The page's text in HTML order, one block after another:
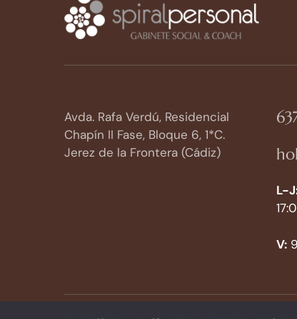
Avda. Rafa Verdú, Residencial
Chapín II Fase, Bloque 6, 1*C.
Jerez de la Frontera (Cádiz)
L-
V:
© 2026 Spiral Personal. Todos los derechos